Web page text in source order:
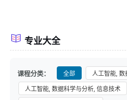
专业大全
课程分类： 全部 人工智能,
人工智能, 数据科学与分析, 信息技术